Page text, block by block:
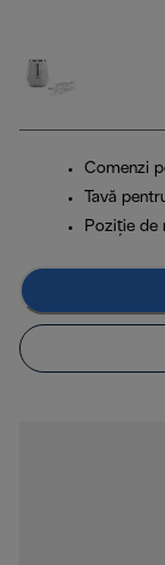
Comenzi
Tavă
Poziţie de